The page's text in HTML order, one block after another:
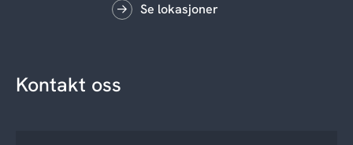
Se lokasjoner
Kontakt oss